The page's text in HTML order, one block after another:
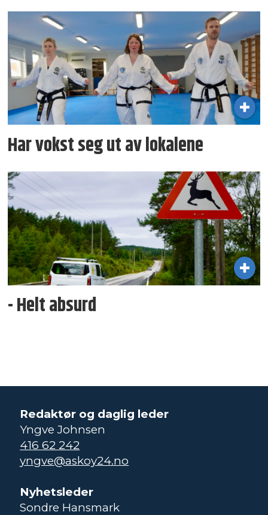
Har vokst seg ut av lokalene
- Helt absurd
Redaktør og daglig leder
Yngve Johnsen
416 62 242
yngve@askoy24.no
Nyhetsleder
Sondre Hansmark